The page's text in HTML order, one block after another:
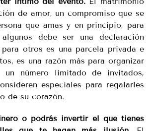
de amor, un compromiso que se
que amas y en principio, para
debe ser una declaración
para otros es una parcela privada e
es una razón más para organizar
un número limitado de invitados,
especiales para regalarles
de su corazón.
o podrás invertir el que tienes